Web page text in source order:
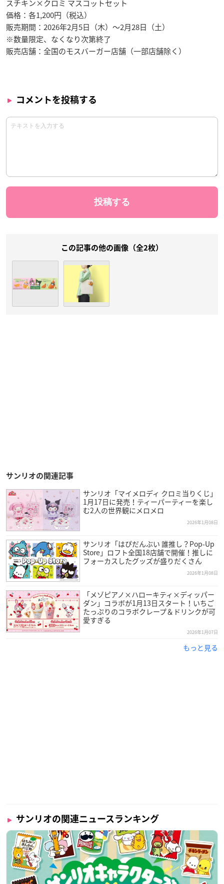
スチキン×クロミ マスコットセット
価格：各1,200円（税込）
販売期間：2026年2月5日（木）〜2月28日（土）
※数量限定、なくなり次第終了
販売店舗：全国のモスバーガー店舗（一部店舗除く）
コメントを投稿する
この記事の他の画像（全2枚）
サンリオの関連記事
サンリオ「マイメロディ クロミ当りくじ」
1月17日に発売！ティーパーティーを楽し
む2人の世界観にメロメロ
2026年1月08日
サンリオ「はぴだんぶい 誰推し？Pop-Up
Store」ロフト全国18店舗で開催！推しに
フォーカスしたグッズが盛りだくさん
2026年1月08日
「メゾピアノ×ハローキティ×ディッパー
ダン」コラボが1月13日スタート！いちご
たっぷりのコラボクレープ＆ドリンクが可
愛すぎる
2026年1月07日
もっと見る
サンリオの関連ニュースランキング